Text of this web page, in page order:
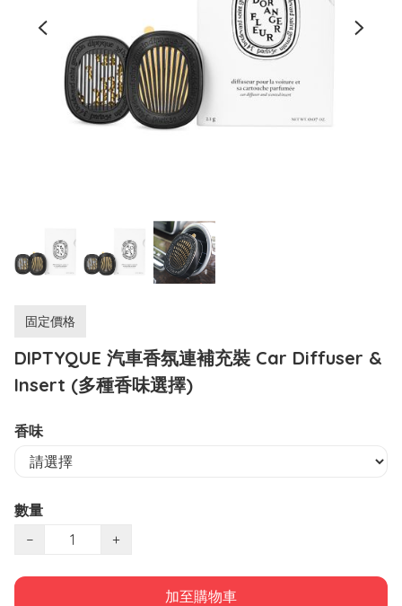
固定價格
DIPTYQUE 汽車香氛連補充裝 Car Diffuser &
Insert (多種香味選擇)
香味
數量
−
+
加至購物車